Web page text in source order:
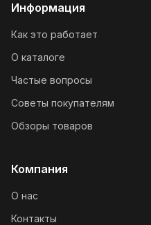
Информация
Как это работает
О каталоге
Частые вопросы
Советы покупателям
Обзоры товаров
Компания
О нас
Контакты